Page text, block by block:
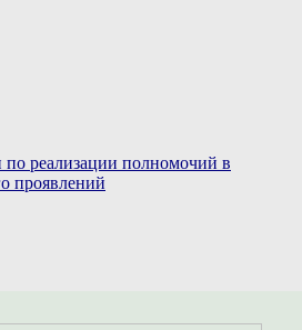
по реализации полномочий в
проявлений